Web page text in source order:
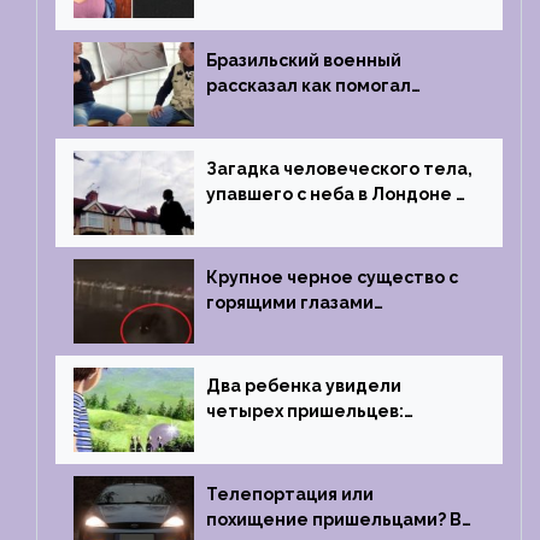
инопланетянами
Бразильский военный
рассказал как помогал
1996 году
Загадка человеческого тела,
упавшего с неба в Лондоне в
Крупное черное существо с
горящими глазами
Два ребенка увидели
четырех пришельцев:
1967 году
Телепортация или
похищение пришельцами? В